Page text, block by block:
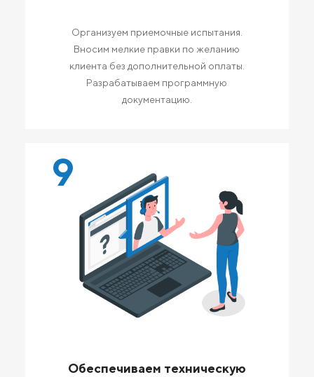
Организуем приемочные испытания.
Вносим мелкие правки по желанию
клиента без дополнительной оплаты.
Разрабатываем программную
документацию.
9
Обеспечиваем техническую